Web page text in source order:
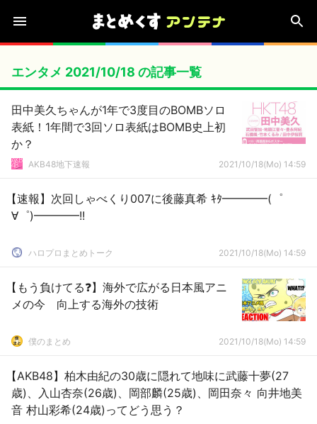
エンタメ 2021/10/18 の記事一覧
田中美久ちゃんが1年で3度目のBOMBソロ
表紙！1年間で3回ソロ表紙はBOMB史上初
か？
AKB48地下速報 2021/10/18(Mo) 14:59
【速報】次回しゃべくり007に後藤真希 ｷﾀ━━━━(゜
∀゜)━━━━!!
ハロプロまとめトーク 2021/10/18(Mo) 14:59
【もう負けてる❓】海外で広がる日本風アニ
メの今 向上する海外の技術
僕のまとめ 2021/10/18(Mo) 14:59
【AKB48】柏木由紀の30歳に隠れて地味に武藤十夢(27
歳)、入山杏奈(26歳)、岡部麟(25歳)、岡田奈々 向井地美
音 村山彩希(24歳)ってどう思う？